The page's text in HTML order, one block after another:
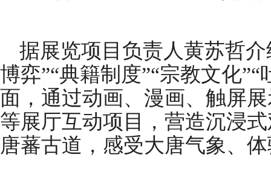
据展览项目负责人黄苏哲
博弈”“典籍制度”“宗教文化
面，通过动画、漫画、触屏
等展厅互动项目，营造沉浸
唐蕃古道，感受大唐气象、